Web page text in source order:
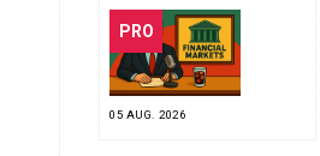
PRO
05 AUG. 2026